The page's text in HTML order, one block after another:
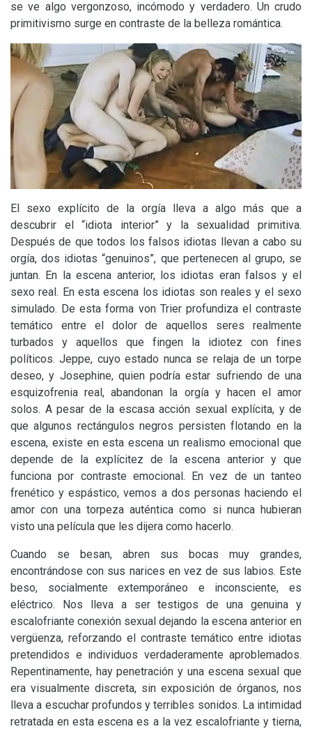
se ve algo vergonzoso, incómodo y verdadero. Un crudo
primitivismo surge en contraste de la belleza romántica.
El sexo explícito de la orgía lleva a algo más que a
descubrir el “idiota interior” y la sexualidad primitiva.
Después de que todos los falsos idiotas llevan a cabo su
orgía, dos idiotas “genuinos”, que pertenecen al grupo, se
juntan. En la escena anterior, los idiotas eran falsos y el
sexo real. En esta escena los idiotas son reales y el sexo
simulado. De esta forma von Trier profundiza el contraste
temático entre el dolor de aquellos seres realmente
turbados y aquellos que fingen la idiotez con fines
políticos. Jeppe, cuyo estado nunca se relaja de un torpe
deseo, y Josephine, quien podría estar sufriendo de una
esquizofrenia real, abandonan la orgía y hacen el amor
solos. A pesar de la escasa acción sexual explícita, y de
que algunos rectángulos negros persisten flotando en la
escena, existe en esta escena un realismo emocional que
depende de la explícitez de la escena anterior y que
funciona por contraste emocional. En vez de un tanteo
frenético y espástico, vemos a dos personas haciendo el
amor con una torpeza auténtica como si nunca hubieran
visto una película que les dijera como hacerlo.
Cuando se besan, abren sus bocas muy grandes,
encontrándose con sus narices en vez de sus labios. Este
beso, socialmente extemporáneo e inconsciente, es
eléctrico. Nos lleva a ser testigos de una genuina y
escalofriante conexión sexual dejando la escena anterior en
vergüenza, reforzando el contraste temático entre idiotas
pretendidos e individuos verdaderamente aproblemados.
Repentinamente, hay penetración y una escena sexual que
era visualmente discreta, sin exposición de órganos, nos
lleva a escuchar profundos y terribles sonidos. La intimidad
retratada en esta escena es a la vez escalofriante y tierna,